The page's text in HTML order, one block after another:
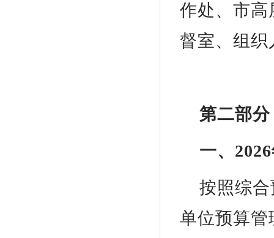
作处、市高
督室、组
第二部
一、
按照综
单位预算管